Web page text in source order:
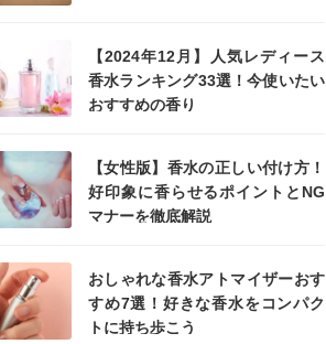
【2024年12月】人気レディース
香水ランキング33選！今使いたい
おすすめの香り
【女性版】香水の正しい付け方！
好印象に香らせるポイントとNG
マナーを徹底解説
おしゃれな香水アトマイザーおす
すめ7選！好きな香水をコンパク
トに持ち歩こう